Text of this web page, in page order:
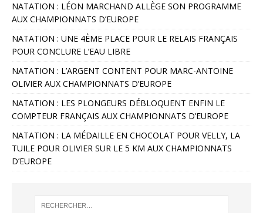
NATATION : LÉON MARCHAND ALLÈGE SON PROGRAMME
AUX CHAMPIONNATS D’EUROPE
NATATION : UNE 4ÈME PLACE POUR LE RELAIS FRANÇAIS
POUR CONCLURE L’EAU LIBRE
NATATION : L’ARGENT CONTENT POUR MARC-ANTOINE
OLIVIER AUX CHAMPIONNATS D’EUROPE
NATATION : LES PLONGEURS DÉBLOQUENT ENFIN LE
COMPTEUR FRANÇAIS AUX CHAMPIONNATS D’EUROPE
NATATION : LA MÉDAILLE EN CHOCOLAT POUR VELLY, LA
TUILE POUR OLIVIER SUR LE 5 KM AUX CHAMPIONNATS
D’EUROPE